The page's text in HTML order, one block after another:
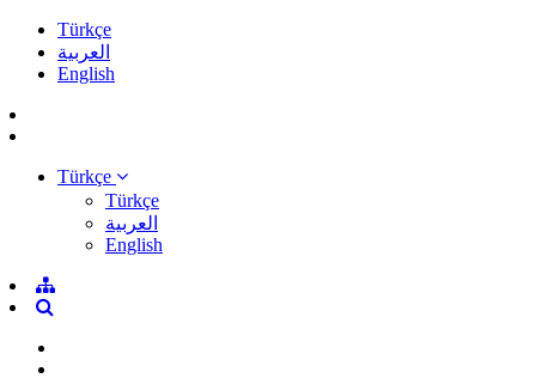
Türkçe
العربية
English
Türkçe
Türkçe
العربية
English